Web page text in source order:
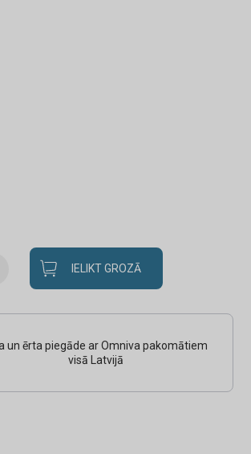
IELIKT GROZĀ
un ērta piegāde ar Omniva pakomātiem
visā Latvijā